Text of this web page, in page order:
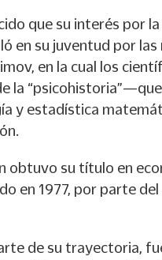
que su interés por
en su juventud por las
en la cual los
la
y estadística
obtuvo su título en
en 1977, por parte
de su trayectoria,